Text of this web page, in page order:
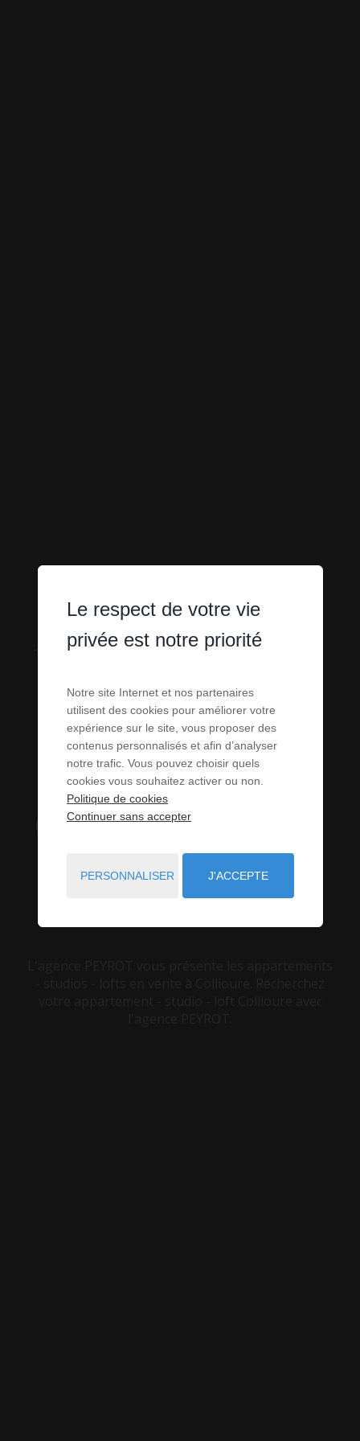
APPARTEMENTS
- STUDIOS -
LOFTS À
VENDRE À
COLLIOURE (66)
VOUS ÊTES ICI : ACCUEIL
VENTE
APPARTEMENT - STUDIO - LOFT
COLLIOURE
Le respect de votre vie
privée est notre priorité
Notre site Internet et nos partenaires
utilisent des cookies pour améliorer votre
expérience sur le site, vous proposer des
contenus personnalisés et afin d’analyser
notre trafic. Vous pouvez choisir quels
cookies vous souhaitez activer ou non.
Politique de cookies
Continuer sans accepter
PERSONNALISER J'ACCEPTE